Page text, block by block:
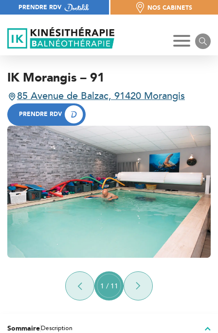
PRENDRE RDV
NOS CABINETS
NOS CABINETS
IK Morangis – 91
85 Avenue de Balzac, 91420 Morangis
85 Avenue de Balzac, 91420 Morangis
PRENDRE RDV
1 / 11
Sommaire Description